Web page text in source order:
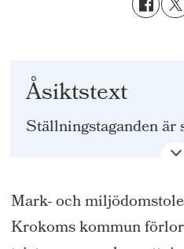
Åsiktstext
Ställningstaganden är
Mark- och
Krokoms kommun